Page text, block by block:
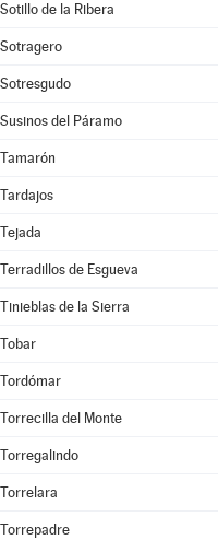
Sotillo de la Ribera
Sotragero
Sotresgudo
Susinos del Páramo
Tamarón
Tardajos
Tejada
Terradillos de Esgueva
Tinieblas de la Sierra
Tobar
Tordómar
Torrecilla del Monte
Torregalindo
Torrelara
Torrepadre